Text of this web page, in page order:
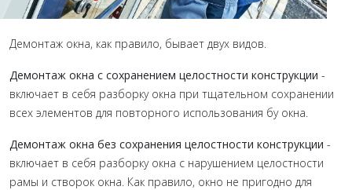
Демонтаж окна, как правило, бывает двух видов.
Демонтаж окна с сохранением целостности конструкции -
включает в себя разборку окна при тщательном сохранении
всех элементов для повторного использования бу окна.
Демонтаж окна без сохранения целостности конструкции -
включает в себя разборку окна с нарушением целостности
рамы и створок окна. Как правило, окно не пригодно для